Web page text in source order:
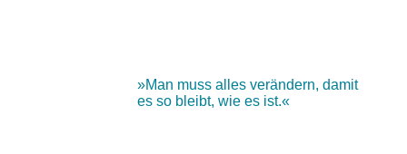
»Man muss alles verändern, damit
es so bleibt, wie es ist.«